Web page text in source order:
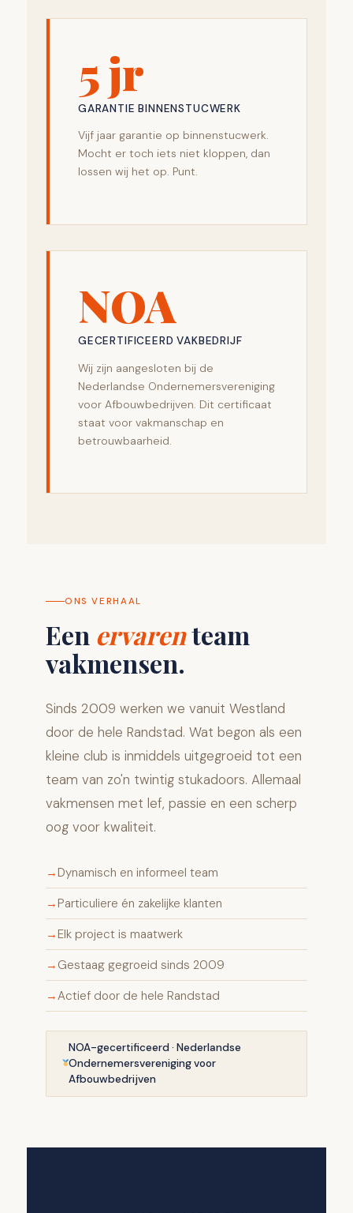
5 jr
GARANTIE BINNENSTUCWERK
Vijf jaar garantie op binnenstucwerk.
Mocht er toch iets niet kloppen, dan
lossen wij het op. Punt.
NOA
GECERTIFICEERD VAKBEDRIJF
Wij zijn aangesloten bij de
Nederlandse Ondernemersvereniging
voor Afbouwbedrijven. Dit certificaat
staat voor vakmanschap en
betrouwbaarheid.
ONS VERHAAL
Een ervarenteam
vakmensen.
Sinds 2009 werken we vanuit Westland
door de hele Randstad. Wat begon als een
kleine club is inmiddels uitgegroeid tot een
team van zo'n twintig stukadoors. Allemaal
vakmensen met lef, passie en een scherp
oog voor kwaliteit.
Dynamisch en informeel team
Particuliere én zakelijke klanten
Elk project is maatwerk
Gestaag gegroeid sinds 2009
Actief door de hele Randstad
NOA-gecertificeerd · Nederlandse
Ondernemersvereniging voor
Afbouwbedrijven